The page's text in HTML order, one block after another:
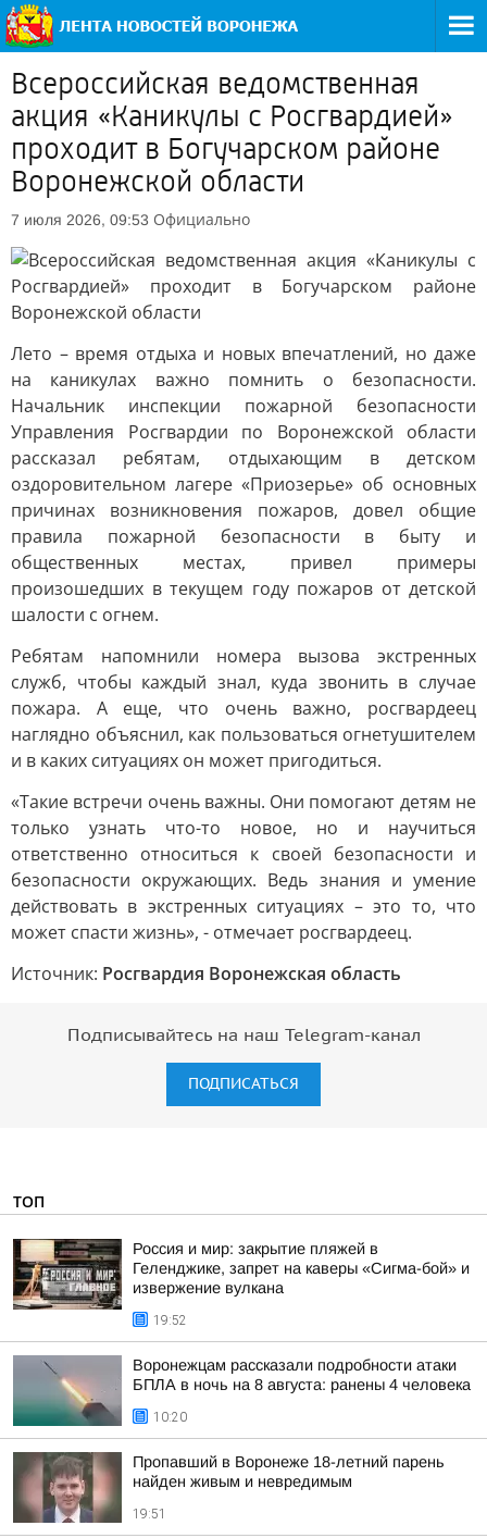
Всероссийская ведомственная
акция «Каникулы с Росгвардией»
проходит в Богучарском районе
Воронежской области
7 июля 2026, 09:53 Официально
Лето – время отдыха и новых впечатлений, но даже
на каникулах важно помнить о безопасности.
Начальник инспекции пожарной безопасности
Управления Росгвардии по Воронежской области
рассказал ребятам, отдыхающим в детском
оздоровительном лагере «Приозерье» об основных
причинах возникновения пожаров, довел общие
правила пожарной безопасности в быту и
общественных местах, привел примеры
произошедших в текущем году пожаров от детской
шалости с огнем.
Ребятам напомнили номера вызова экстренных
служб, чтобы каждый знал, куда звонить в случае
пожара. А еще, что очень важно, росгвардеец
наглядно объяснил, как пользоваться огнетушителем
и в каких ситуациях он может пригодиться.
«Такие встречи очень важны. Они помогают детям не
только узнать что-то новое, но и научиться
ответственно относиться к своей безопасности и
безопасности окружающих. Ведь знания и умение
действовать в экстренных ситуациях – это то, что
может спасти жизнь», - отмечает росгвардеец.
Источник: Росгвардия Воронежская область
Подписывайтесь на наш Telegram-канал
ПОДПИСАТЬСЯ
ТОП
Россия и мир: закрытие пляжей в
Геленджике, запрет на каверы «Сигма-бой» и
извержение вулкана
19:52
Воронежцам рассказали подробности атаки
БПЛА в ночь на 8 августа: ранены 4 человека
10:20
Пропавший в Воронеже 18-летний парень
найден живым и невредимым
19:51